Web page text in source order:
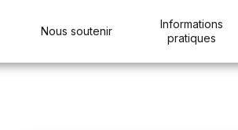
Nous soutenir
Informations
pratiques